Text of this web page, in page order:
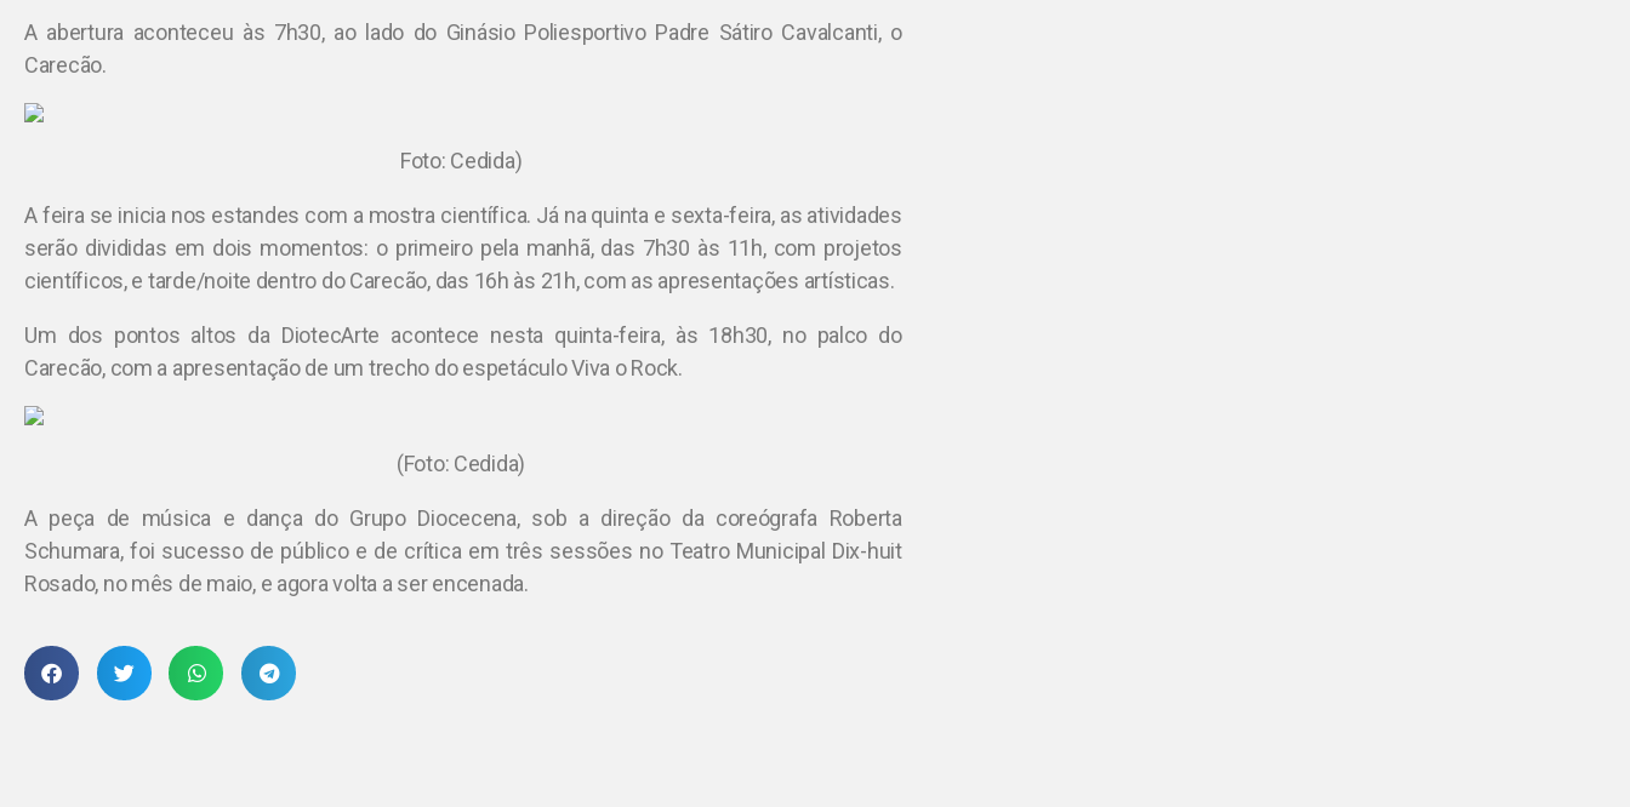
A abertura aconteceu às 7h30, ao lado do Ginásio Poliesportivo Padre Sátiro Cavalcanti, o
Carecão.
Foto: Cedida)
A feira se inicia nos estandes com a mostra científica. Já na quinta e sexta-feira, as atividades
serão divididas em dois momentos: o primeiro pela manhã, das 7h30 às 11h, com projetos
científicos, e tarde/noite dentro do Carecão, das 16h às 21h, com as apresentações artísticas.
Um dos pontos altos da DiotecArte acontece nesta quinta-feira, às 18h30, no palco do
Carecão, com a apresentação de um trecho do espetáculo Viva o Rock.
(Foto: Cedida)
A peça de música e dança do Grupo Diocecena, sob a direção da coreógrafa Roberta
Schumara, foi sucesso de público e de crítica em três sessões no Teatro Municipal Dix-huit
Rosado, no mês de maio, e agora volta a ser encenada.